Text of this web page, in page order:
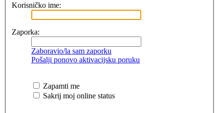
Korisničko ime:
Zaporka:
Zaboravio/la sam zaporku
Pošalji ponovo aktivacijsku poruku
Zapamti me
Sakrij moj online status